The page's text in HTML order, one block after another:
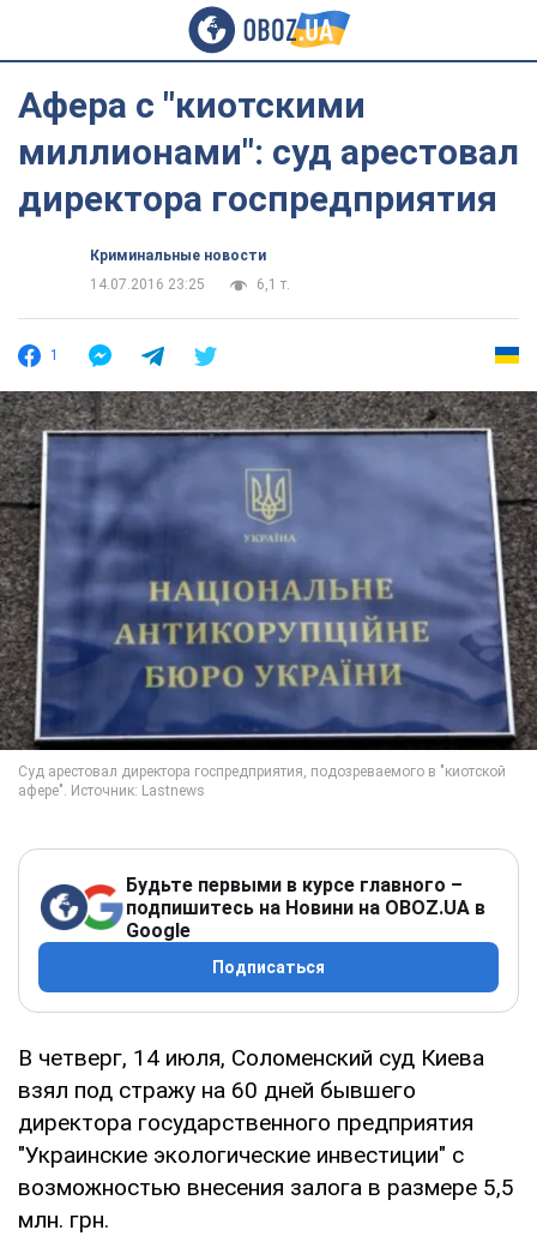
Афера с "киотскими
миллионами": суд арестовал
директора госпредприятия
Криминальные новости
14.07.2016 23:25
6,1 т.
1
Будьте первыми в курсе главного –
подпишитесь на Новини на OBOZ.UA в
Google
Подписаться
В четверг, 14 июля, Соломенский суд Киева
взял под стражу на 60 дней бывшего
директора государственного предприятия
"Украинские экологические инвестиции" с
возможностью внесения залога в размере 5,5
млн. грн.